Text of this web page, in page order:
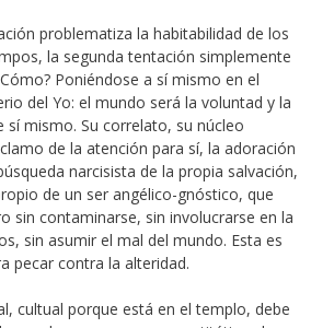
problematiza la habitabilidad de los
la segunda tentación simplemente
Poniéndose a sí mismo en el
del Yo: el mundo será la voluntad y la
sí mismo. Su correlato, su núcleo
de la atención para sí, la adoración
narcisista de la propia salvación,
de un ser angélico-gnóstico, que
sin contaminarse, sin involucrarse en la
sin asumir el mal del mundo. Esta es
pecar contra la alteridad.
cultual porque está en el templo, debe